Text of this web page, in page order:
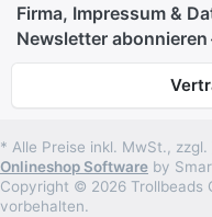
Firma, Impressum &
Newsletter abonnieren
* Alle Preise inkl. MwSt., zzgl.
Onlineshop Software by
Copyright © 2026 Trollbeads
vorbehalten.